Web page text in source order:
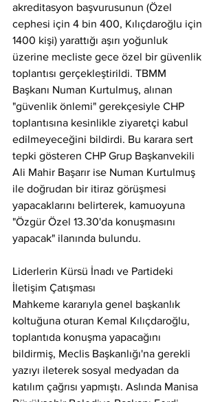
akreditasyon başvurusunun (Özel
cephesi için 4 bin 400, Kılıçdaroğlu için
1400 kişi) yarattığı aşırı yoğunluk
üzerine mecliste gece özel bir güvenlik
toplantısı gerçekleştirildi. TBMM
Başkanı Numan Kurtulmuş, alınan
"güvenlik önlemi" gerekçesiyle CHP
toplantısına kesinlikle ziyaretçi kabul
edilmeyeceğini bildirdi. Bu karara sert
tepki gösteren CHP Grup Başkanvekili
Ali Mahir Başarır ise Numan Kurtulmuş
ile doğrudan bir itiraz görüşmesi
yapacaklarını belirterek, kamuoyuna
"Özgür Özel 13.30'da konuşmasını
yapacak" ilanında bulundu.
Liderlerin Kürsü İnadı ve Partideki
İletişim Çatışması
Mahkeme kararıyla genel başkanlık
koltuğuna oturan Kemal Kılıçdaroğlu,
toplantıda konuşma yapacağını
bildirmiş, Meclis Başkanlığı'na gerekli
yazıyı ileterek sosyal medyadan da
katılım çağrısı yapmıştı. Aslında Manisa